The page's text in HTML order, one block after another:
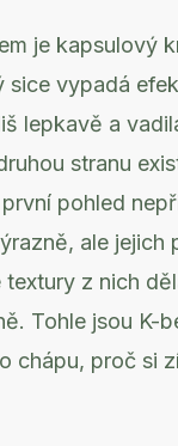
je kapsulový
sice vypadá
lepkavě a
stranu
pohled
ale jejich
textury z nich
Tohle jsou K-
chápu, proč si